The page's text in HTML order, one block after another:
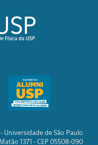
Universidade de São Paulo
1371 - CEP 05508-090